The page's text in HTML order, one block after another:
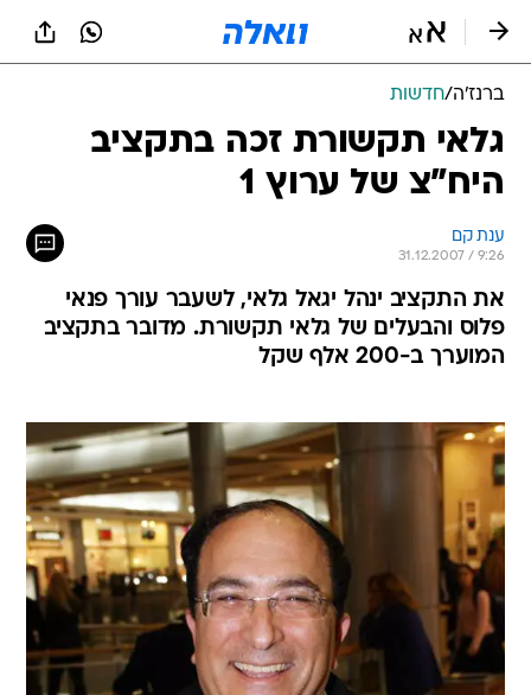
ברנז'ה/חדשות
גלאי תקשורת זכה בתקציב
היח"צ של ערוץ 1
ענת קם
31.12.2007 / 9:26
את התקציב ינהל יגאל גלאי, לשעבר עורך פנאי
פלוס והבעלים של גלאי תקשורת. מדובר בתקציב
המוערך ב-200 אלף שקל